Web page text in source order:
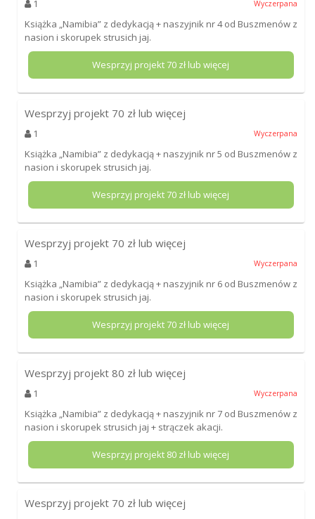
1 Wyczerpana
Książka „Namibia” z dedykacją + naszyjnik nr 4 od Buszmenów z
nasion i skorupek strusich jaj.
Wesprzyj projekt70 zł lub więcej
Wesprzyj projekt 70 zł lub więcej
1 Wyczerpana
Książka „Namibia” z dedykacją + naszyjnik nr 5 od Buszmenów z
nasion i skorupek strusich jaj.
Wesprzyj projekt70 zł lub więcej
Wesprzyj projekt 70 zł lub więcej
1 Wyczerpana
Książka „Namibia” z dedykacją + naszyjnik nr 6 od Buszmenów z
nasion i skorupek strusich jaj.
Wesprzyj projekt70 zł lub więcej
Wesprzyj projekt 80 zł lub więcej
1 Wyczerpana
Książka „Namibia” z dedykacją + naszyjnik nr 7 od Buszmenów z
nasion i skorupek strusich jaj + strączek akacji.
Wesprzyj projekt 80 zł lub więcej
Wesprzyj projekt 70 zł lub więcej